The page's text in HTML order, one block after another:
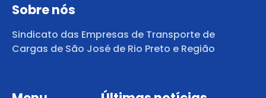
Sobre nós
Sindicato das Empresas de Transporte de
Cargas de São José de Rio Preto e Região